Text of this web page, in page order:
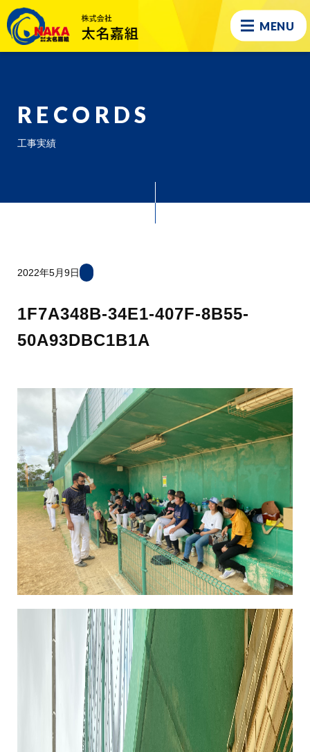
MENU
RECORDS
工事実績
2022年5月9日
1F7A348B-34E1-407F-8B55-
50A93DBC1B1A